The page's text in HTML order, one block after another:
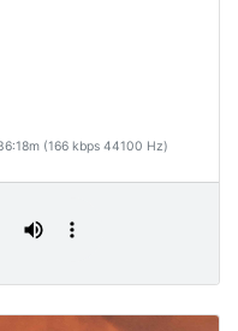
(166 kbps 44100 Hz)